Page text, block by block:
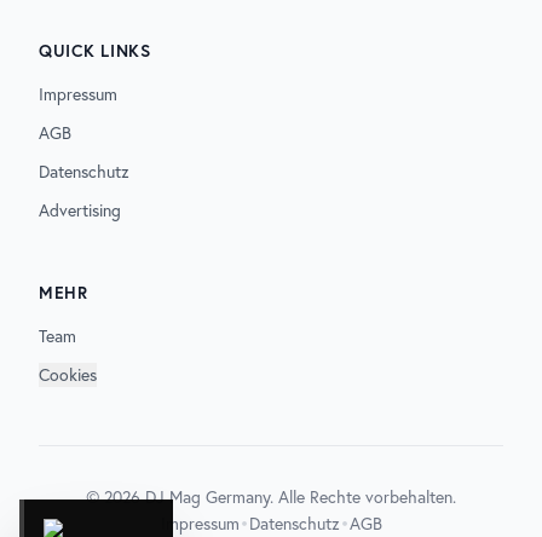
QUICK LINKS
Impressum
AGB
Datenschutz
Advertising
MEHR
Team
Cookies
©2026DJ Mag Germany. Alle Rechte vorbehalten.
Impressum•Datenschutz•AGB